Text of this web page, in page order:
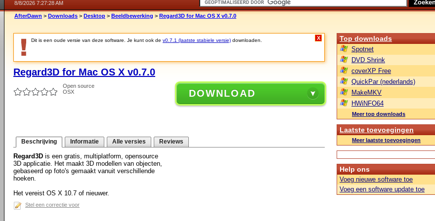
8/8/2026 7:27:28 AM
AfterDawn > Downloads > Desktop > Beeldbewerking > Regard3D for Mac OS X v0.7.0
Dit is een oude versie van deze software. Je kunt ook de v0.7.1 (laatste stabiele versie) downloaden. X
Regard3D for Mac OS X v0.7.0
Open source
OSX
DOWNLOAD
Beschrijving Informatie Alle versies Reviews
Regard3D is een gratis, multiplatform, opensource
3D applicatie. Het maakt 3D modellen van objecten,
gebaseerd op foto's gemaakt vanuit verschillende
hoeken.
Het vereist OS X 10.7 of nieuwer.
Stel een correctie voor
Top downloads
Spotnet
DVD Shrink
coverXP Free
QuickPar (nederlands)
MakeMKV
HWiNFO64
Meer top downloads
Laatste toevoegingen
Meer laatste toevoegingen
Help ons
Voeg nieuwe software toe
Voeg een software update toe